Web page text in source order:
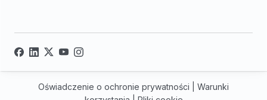
Oświadczenie o ochronie prywatności
Warunki